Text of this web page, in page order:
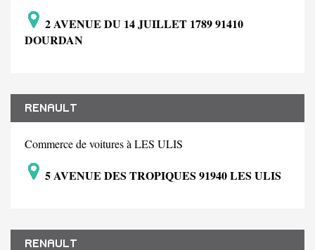
2 AVENUE DU 14 JUILLET 1789 91410
DOURDAN
RENAULT
Commerce de voitures à LES ULIS
5 AVENUE DES TROPIQUES 91940 LES ULIS
RENAULT